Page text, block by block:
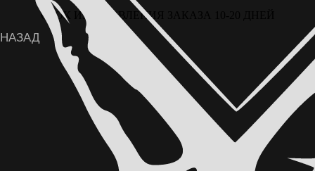
ВОЗМОЖНА ОПЛАТА ЧАСТЯМИ ЧЕРЕЗ
СЕРВИС «ДОЛЯМИ» ОТ Т-БАНКА
СРОК ИЗГОТОВЛЕНИЯ ЗАКАЗА 10-20 ДНЕЙ